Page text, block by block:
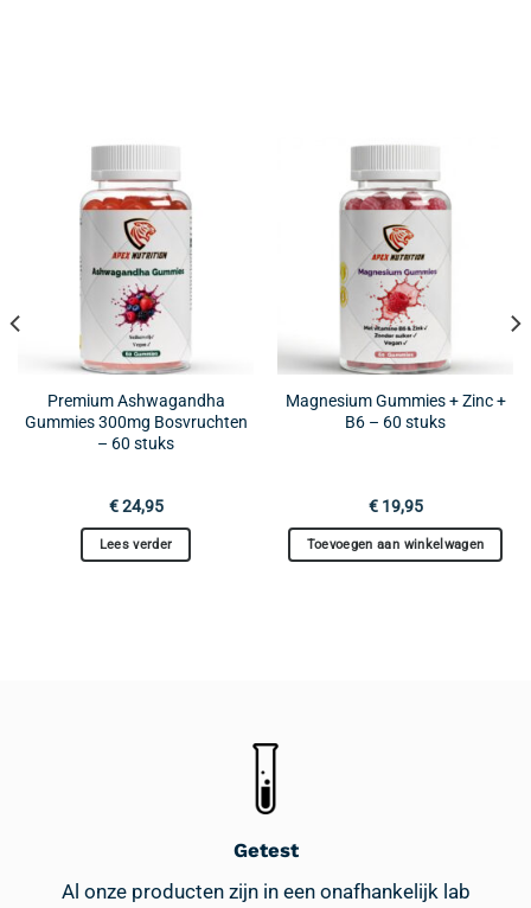
Premium Ashwagandha
Gummies 300mg Bosvruchten
– 60 stuks
€24,95
Lees verder
Magnesium Gummies + Zinc +
B6 – 60 stuks
€19,95
Toevoegen aan winkelwagen
Getest
Al onze producten zijn in een onafhankelijk lab